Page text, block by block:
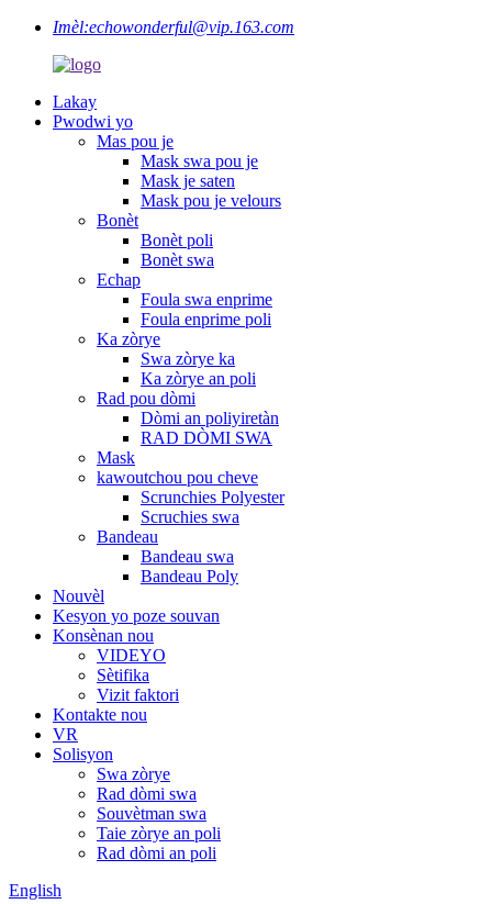
Imèl:echowonderful@vip.163.com
Lakay
Pwodwi yo
Mas pou je
Mask swa pou je
Mask je saten
Mask pou je velours
Bonèt
Bonèt poli
Bonèt swa
Echap
Foula swa enprime
Foula enprime poli
Ka zòrye
Swa zòrye ka
Ka zòrye an poli
Rad pou dòmi
Dòmi an poliyiretàn
RAD DÒMI SWA
Mask
kawoutchou pou cheve
Scrunchies Polyester
Scruchies swa
Bandeau
Bandeau swa
Bandeau Poly
Nouvèl
Kesyon yo poze souvan
Konsènan nou
VIDEYO
Sètifika
Vizit faktori
Kontakte nou
VR
Solisyon
Swa zòrye
Rad dòmi swa
Souvètman swa
Taie zòrye an poli
Rad dòmi an poli
English